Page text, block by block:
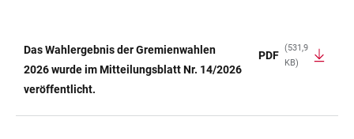
TABELLE
Das Wahlergebnis der Gremienwahlen
2026 wurde im Mitteilungsblatt Nr. 14/2026
veröffentlicht.
PDF
(531,9
KB)